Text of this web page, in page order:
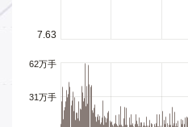
31万手
62万手
7.63